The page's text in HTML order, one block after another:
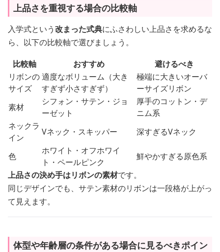
上品さを重視する場合の比較軸
入学式という改まった式典にふさわしい上品さを求めるな
ら、以下の比較軸で選びましょう。
比較軸
おすすめ
避けるべき
リボンの
サイズ
適度なボリューム（大き
すぎず小さすぎず）
極端に大きいオーバ
ーサイズリボン
素材
シフォン・サテン・ジョ
ーゼット
厚手のコットン・デ
ニム系
ネックラ
イン
Vネック・スキッパー 深すぎるVネック
色
ホワイト・オフホワイ
ト・ペールピンク
鮮やかすぎる原色系
上品さの決め手はリボンの素材です。
同じデザインでも、サテン素材のリボンは一段格が上がっ
て見えます。
体型や年齢層の条件がある場合に見るべきポイン